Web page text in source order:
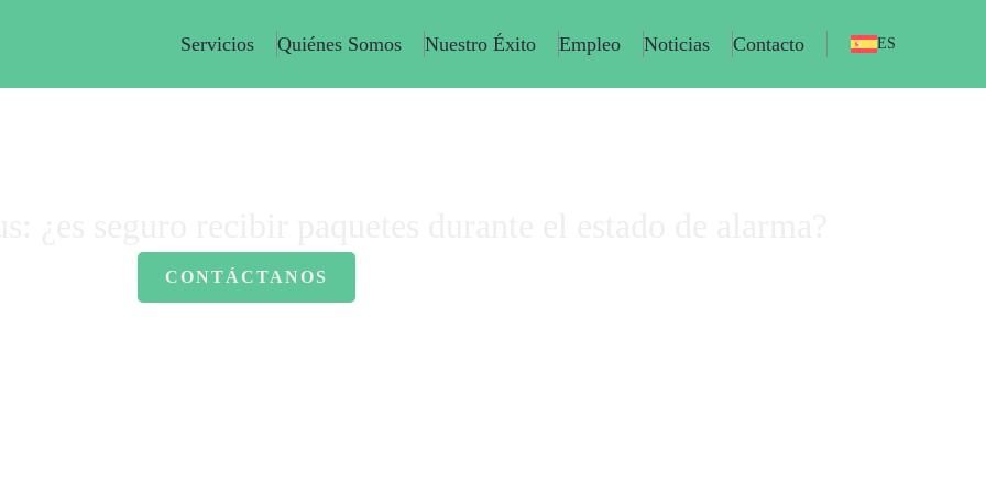
Servicios Quiénes Somos Nuestro Éxito Empleo Noticias Contacto ES
CONTÁCTANOS